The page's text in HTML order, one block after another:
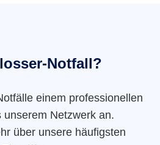
Notfall?
einem professionellen
unserem Netzwerk an.
über unsere häufigsten